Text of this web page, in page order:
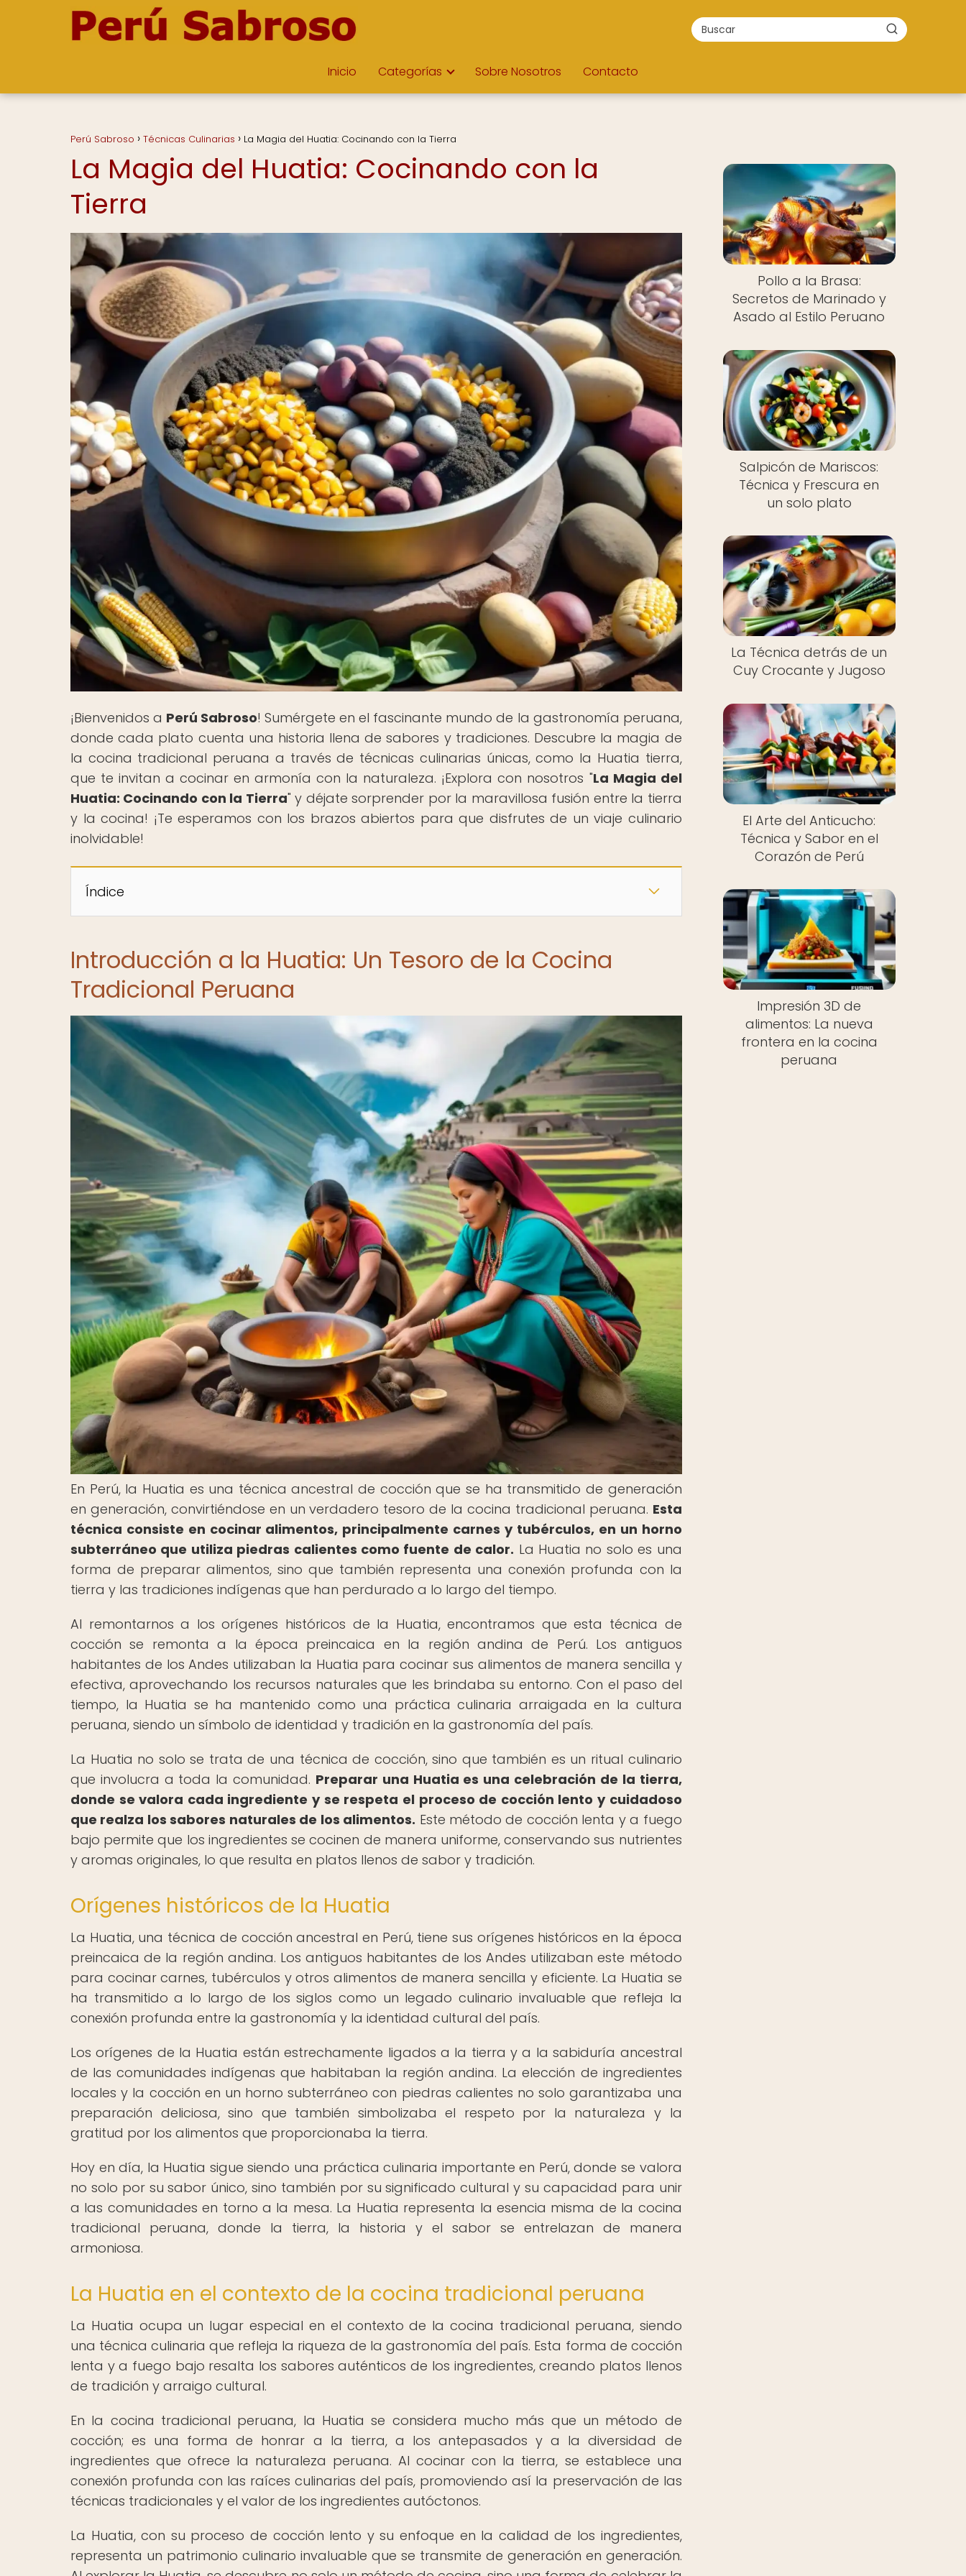
Inicio Categorías Sobre Nosotros Contacto
Perú Sabroso Técnicas Culinarias La Magia del Huatia: Cocinando con la Tierra
La Magia del Huatia: Cocinando con la
Tierra
¡Bienvenidos a Perú Sabroso! Sumérgete en el fascinante mundo de la gastronomía peruana,
donde cada plato cuenta una historia llena de sabores y tradiciones. Descubre la magia de
la cocina tradicional peruana a través de técnicas culinarias únicas, como la Huatia tierra,
que te invitan a cocinar en armonía con la naturaleza. ¡Explora con nosotros "La Magia del
Huatia: Cocinando con la Tierra" y déjate sorprender por la maravillosa fusión entre la tierra
y la cocina! ¡Te esperamos con los brazos abiertos para que disfrutes de un viaje culinario
inolvidable!
Índice
Introducción a la Huatia: Un Tesoro de la Cocina
Tradicional Peruana
En Perú, la Huatia es una técnica ancestral de cocción que se ha transmitido de generación
en generación, convirtiéndose en un verdadero tesoro de la cocina tradicional peruana. Esta
técnica consiste en cocinar alimentos, principalmente carnes y tubérculos, en un horno
subterráneo que utiliza piedras calientes como fuente de calor. La Huatia no solo es una
forma de preparar alimentos, sino que también representa una conexión profunda con la
tierra y las tradiciones indígenas que han perdurado a lo largo del tiempo.
Al remontarnos a los orígenes históricos de la Huatia, encontramos que esta técnica de
cocción se remonta a la época preincaica en la región andina de Perú. Los antiguos
habitantes de los Andes utilizaban la Huatia para cocinar sus alimentos de manera sencilla y
efectiva, aprovechando los recursos naturales que les brindaba su entorno. Con el paso del
tiempo, la Huatia se ha mantenido como una práctica culinaria arraigada en la cultura
peruana, siendo un símbolo de identidad y tradición en la gastronomía del país.
La Huatia no solo se trata de una técnica de cocción, sino que también es un ritual culinario
que involucra a toda la comunidad. Preparar una Huatia es una celebración de la tierra,
donde se valora cada ingrediente y se respeta el proceso de cocción lento y cuidadoso
que realza los sabores naturales de los alimentos. Este método de cocción lenta y a fuego
bajo permite que los ingredientes se cocinen de manera uniforme, conservando sus nutrientes
y aromas originales, lo que resulta en platos llenos de sabor y tradición.
Orígenes históricos de la Huatia
La Huatia, una técnica de cocción ancestral en Perú, tiene sus orígenes históricos en la época
preincaica de la región andina. Los antiguos habitantes de los Andes utilizaban este método
para cocinar carnes, tubérculos y otros alimentos de manera sencilla y eficiente. La Huatia se
ha transmitido a lo largo de los siglos como un legado culinario invaluable que refleja la
conexión profunda entre la gastronomía y la identidad cultural del país.
Los orígenes de la Huatia están estrechamente ligados a la tierra y a la sabiduría ancestral
de las comunidades indígenas que habitaban la región andina. La elección de ingredientes
locales y la cocción en un horno subterráneo con piedras calientes no solo garantizaba una
preparación deliciosa, sino que también simbolizaba el respeto por la naturaleza y la
gratitud por los alimentos que proporcionaba la tierra.
Hoy en día, la Huatia sigue siendo una práctica culinaria importante en Perú, donde se valora
no solo por su sabor único, sino también por su significado cultural y su capacidad para unir
a las comunidades en torno a la mesa. La Huatia representa la esencia misma de la cocina
tradicional peruana, donde la tierra, la historia y el sabor se entrelazan de manera
armoniosa.
La Huatia en el contexto de la cocina tradicional peruana
La Huatia ocupa un lugar especial en el contexto de la cocina tradicional peruana, siendo
una técnica culinaria que refleja la riqueza de la gastronomía del país. Esta forma de cocción
lenta y a fuego bajo resalta los sabores auténticos de los ingredientes, creando platos llenos
de tradición y arraigo cultural.
En la cocina tradicional peruana, la Huatia se considera mucho más que un método de
cocción; es una forma de honrar a la tierra, a los antepasados y a la diversidad de
ingredientes que ofrece la naturaleza peruana. Al cocinar con la tierra, se establece una
conexión profunda con las raíces culinarias del país, promoviendo así la preservación de las
técnicas tradicionales y el valor de los ingredientes autóctonos.
La Huatia, con su proceso de cocción lento y su enfoque en la calidad de los ingredientes,
representa un patrimonio culinario invaluable que se transmite de generación en generación.
Pollo a la Brasa:
Secretos de Marinado y
Asado al Estilo Peruano
Salpicón de Mariscos:
Técnica y Frescura en
un solo plato
La Técnica detrás de un
Cuy Crocante y Jugoso
El Arte del Anticucho:
Técnica y Sabor en el
Corazón de Perú
Impresión 3D de
alimentos: La nueva
frontera en la cocina
peruana